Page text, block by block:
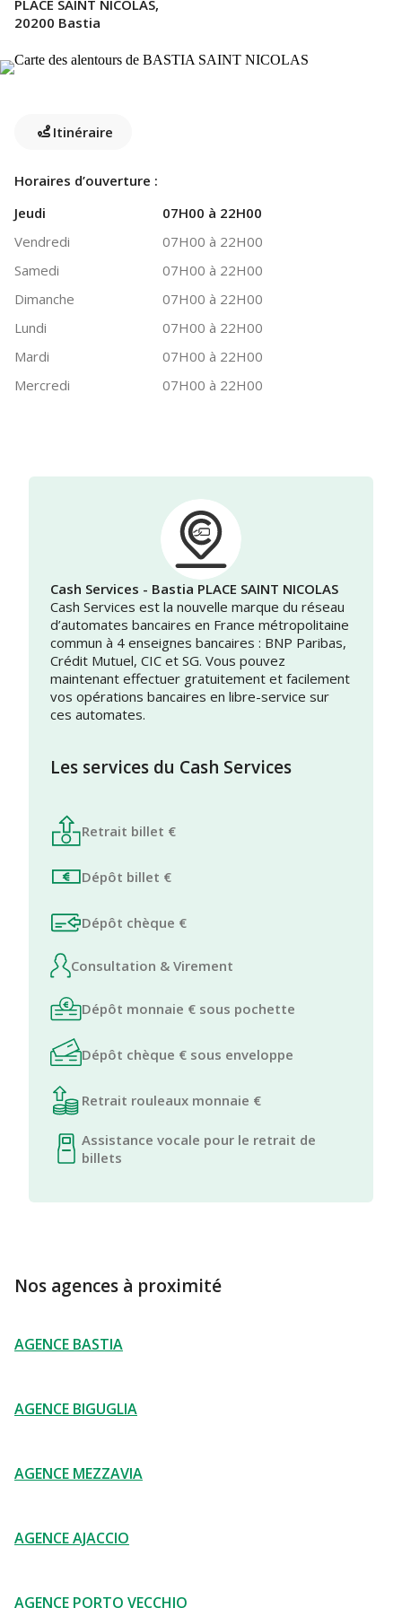
PLACE SAINT NICOLAS,
20200 Bastia
Itinéraire
Horaires d’ouverture :
Jeudi
07H00 à 22H00
Vendredi
07H00 à 22H00
Samedi
07H00 à 22H00
Dimanche
07H00 à 22H00
Lundi
07H00 à 22H00
Mardi
07H00 à 22H00
Mercredi
07H00 à 22H00
Cash Services - Bastia PLACE SAINT NICOLAS
Cash Services est la nouvelle marque du réseau
d’automates bancaires en France métropolitaine
commun à 4 enseignes bancaires : BNP Paribas,
Crédit Mutuel, CIC et SG. Vous pouvez
maintenant effectuer gratuitement et facilement
vos opérations bancaires en libre-service sur
ces automates.
Les services du Cash Services
Retrait billet €
Dépôt billet €
Dépôt chèque €
Consultation & Virement
Dépôt monnaie € sous pochette
Dépôt chèque € sous enveloppe
Retrait rouleaux monnaie €
Assistance vocale pour le retrait de
billets
Nos agences à proximité
AGENCE BASTIA
AGENCE BIGUGLIA
AGENCE MEZZAVIA
AGENCE AJACCIO
AGENCE PORTO VECCHIO